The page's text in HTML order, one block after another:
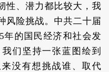
性、潜力都比较大，我
风险挑战。中共二十届
年的国民经济和社会发
们坚持一张蓝图绘到
没有想挑战谁、取代